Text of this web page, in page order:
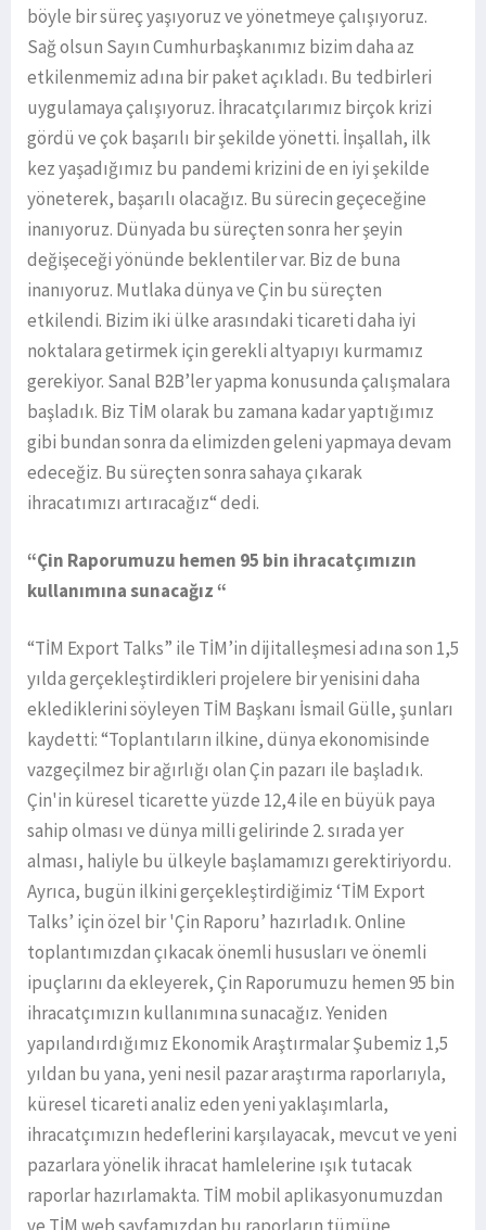
böyle bir süreç yaşıyoruz ve yönetmeye çalışıyoruz.
Sağ olsun Sayın Cumhurbaşkanımız bizim daha az
etkilenmemiz adına bir paket açıkladı. Bu tedbirleri
uygulamaya çalışıyoruz. İhracatçılarımız birçok krizi
gördü ve çok başarılı bir şekilde yönetti. İnşallah, ilk
kez yaşadığımız bu pandemi krizini de en iyi şekilde
yöneterek, başarılı olacağız. Bu sürecin geçeceğine
inanıyoruz. Dünyada bu süreçten sonra her şeyin
değişeceği yönünde beklentiler var. Biz de buna
inanıyoruz. Mutlaka dünya ve Çin bu süreçten
etkilendi. Bizim iki ülke arasındaki ticareti daha iyi
noktalara getirmek için gerekli altyapıyı kurmamız
gerekiyor. Sanal B2B’ler yapma konusunda çalışmalara
başladık. Biz TİM olarak bu zamana kadar yaptığımız
gibi bundan sonra da elimizden geleni yapmaya devam
edeceğiz. Bu süreçten sonra sahaya çıkarak
ihracatımızı artıracağız“ dedi.
“Çin Raporumuzu hemen 95 bin ihracatçımızın
kullanımına sunacağız “
“TİM Export Talks” ile TİM’in dijitalleşmesi adına son 1,5
yılda gerçekleştirdikleri projelere bir yenisini daha
eklediklerini söyleyen TİM Başkanı İsmail Gülle, şunları
kaydetti: “Toplantıların ilkine, dünya ekonomisinde
vazgeçilmez bir ağırlığı olan Çin pazarı ile başladık.
Çin'in küresel ticarette yüzde 12,4 ile en büyük paya
sahip olması ve dünya milli gelirinde 2. sırada yer
alması, haliyle bu ülkeyle başlamamızı gerektiriyordu.
Ayrıca, bugün ilkini gerçekleştirdiğimiz ‘TİM Export
Talks’ için özel bir 'Çin Raporu’ hazırladık. Online
toplantımızdan çıkacak önemli hususları ve önemli
ipuçlarını da ekleyerek, Çin Raporumuzu hemen 95 bin
ihracatçımızın kullanımına sunacağız. Yeniden
yapılandırdığımız Ekonomik Araştırmalar Şubemiz 1,5
yıldan bu yana, yeni nesil pazar araştırma raporlarıyla,
küresel ticareti analiz eden yeni yaklaşımlarla,
ihracatçımızın hedeflerini karşılayacak, mevcut ve yeni
pazarlara yönelik ihracat hamlelerine ışık tutacak
raporlar hazırlamakta. TİM mobil aplikasyonumuzdan